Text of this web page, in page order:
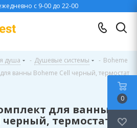
с 9-00 до 22-00
душа - Душевые системы - Boheme
ванны Boheme Cell черный, термостат
для ванны
черный, термостат
0